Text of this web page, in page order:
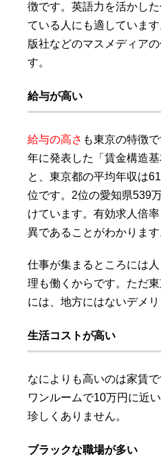
徴です。英語力を活かし
ている人にも適していま
版社などのマスメディア
す。
給与が高い
給与の高さ も東京の特徴
年に発表した「賃金構造
と、東京都の平均年収は
位です。2位の愛知県539
けています。有効求人倍
異であることがわかります
仕事が集まるところには
理も働くからです。ただ
には、地方にはないデメリ
生活コストが高い
なによりも高いのは家賃
ワンルームで10万円に近
珍しくありません。
ブラックな職場が多い